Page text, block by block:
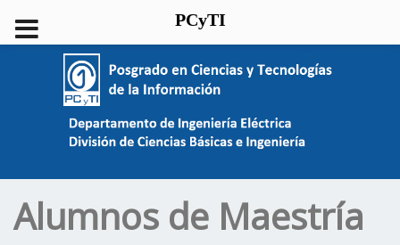
Alumnos de Maestría
PCyTI